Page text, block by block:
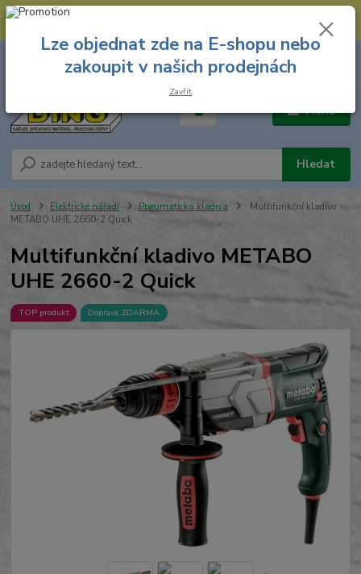
--- Spojovací materiál: 774 431 045 --- Prodejna nářadí: 731 449 423 --
Menu
Hledat
8.00 hod. - 16.00 hod.
za
Úvod Elektrické nářadí Pneumatická kladiva
Multifunkční kladivo
METABO UHE 2660-2 Quick
Multifunkční kladivo METABO
UHE 2660-2 Quick
TOP produkt Doprava ZDARMA
Lze objednat zde na E-shopu nebo
zakoupit v našich prodejnách
Zavřít